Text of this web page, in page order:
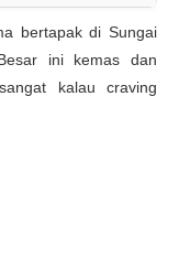
bertapak di Sungai
ini kemas dan
kalau craving